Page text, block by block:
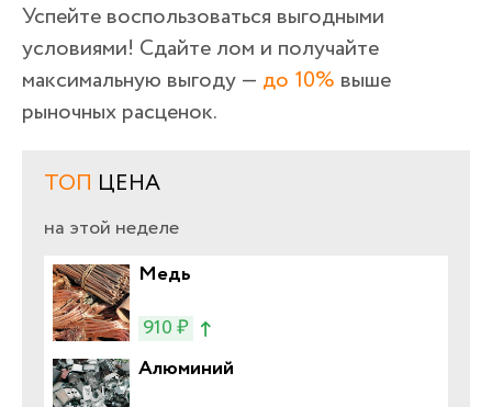
Успейте воспользоваться выгодными
условиями! Сдайте лом и получайте
максимальную выгоду — до 10% выше
рыночных расценок.
ТОП ЦЕНА
на этой неделе
Медь
910 ₽
Алюминий